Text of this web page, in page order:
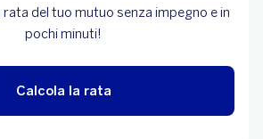
rata del tuo mutuo senza impegno e in
pochi minuti!
Calcola la rata